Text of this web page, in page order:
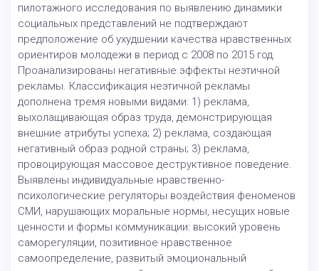
пилотажного исследования по выявлению динамики
социальных представлений не подтверждают
предположение об ухудшении качества нравственных
ориентиров молодежи в период с 2008 по 2015 год.
Проанализированы негативные эффекты неэтичной
рекламы. Классификация неэтичной рекламы
дополнена тремя новыми видами: 1) реклама,
выхолащивающая образ труда, демонстрирующая
внешние атрибуты успеха; 2) реклама, создающая
негативный образ родной страны; 3) реклама,
провоцирующая массовое деструктивное поведение.
Выявлены индивидуальные нравственно-
психологические регуляторы воздействия феноменов
СМИ, нарушающих моральные нормы, несущих новые
ценности и формы коммуникации: высокий уровень
саморегуляции, позитивное нравственное
самоопределение, развитый эмоциональный